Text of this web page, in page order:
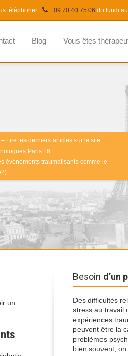
téléphoner: 09 70 40 75 06 du lundi
Blog Vous êtes
– Lire les derniers articles sur le site
Paris 16
événements traumatisants comme le
2)
un
Besoin d’un
Des difficultés
stress au travail
expériences
peuvent être la
problèmes
bien souvent, on